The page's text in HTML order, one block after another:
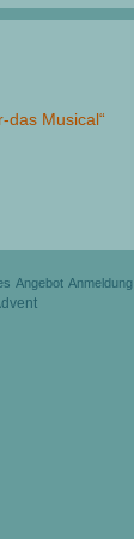
das Musical“
Angebot Anmeldung